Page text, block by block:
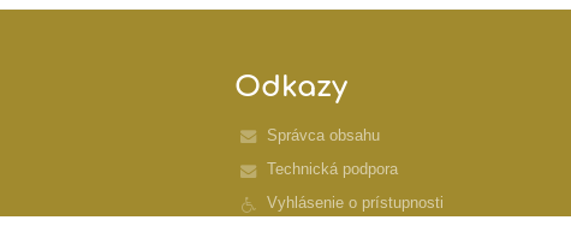
Odkazy
Správca obsahu
Technická podpora
Vyhlásenie o prístupnosti